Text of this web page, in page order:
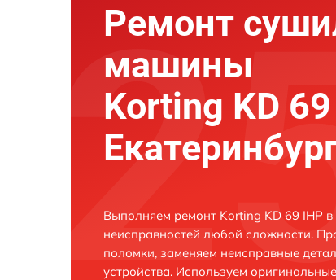
Ремонт
машины
Korting KD
Выполняем ремонт Korting KD 69 IHP в
неисправностей любой сложности.
поломки, заменяем неисправные
устройства. Используем